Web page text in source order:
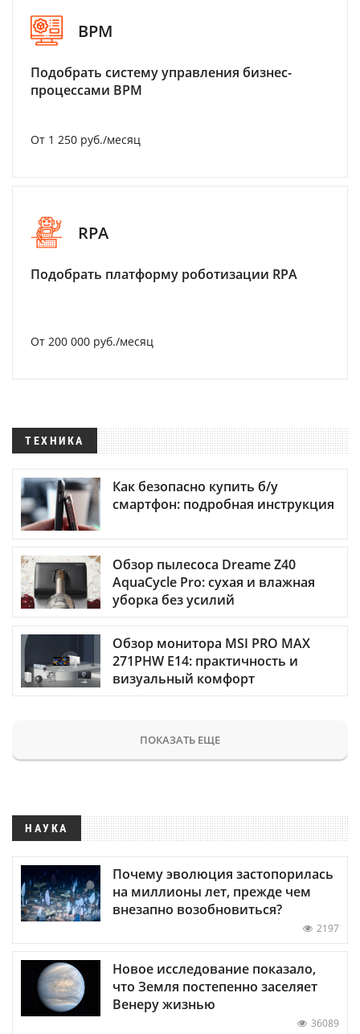
BPM
Подобрать систему управления бизнес-
процессами BPM
От 1 250 руб./месяц
RPA
Подобрать платформу роботизации RPA
От 200 000 руб./месяц
ТЕХНИКА
Как безопасно купить б/у
смартфон: подробная инструкция
Обзор пылесоса Dreame Z40
AquaCycle Pro: сухая и влажная
уборка без усилий
Обзор монитора MSI PRO MAX
271PHW E14: практичность и
визуальный комфорт
ПОКАЗАТЬ ЕЩЕ
НАУКА
Почему эволюция застопорилась
на миллионы лет, прежде чем
внезапно возобновиться?
2197
Новое исследование показало,
что Земля постепенно заселяет
Венеру жизнью
36089